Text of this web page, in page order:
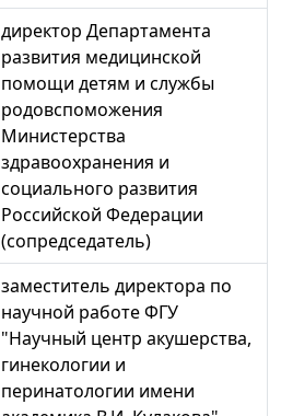
директор Департамента
развития медицинской
помощи детям и службы
родовспоможения
Министерства
здравоохранения и
социального развития
Российской Федерации
(сопредседатель)
заместитель директора по
научной работе ФГУ
"Научный центр акушерства,
гинекологии и
перинатологии имени